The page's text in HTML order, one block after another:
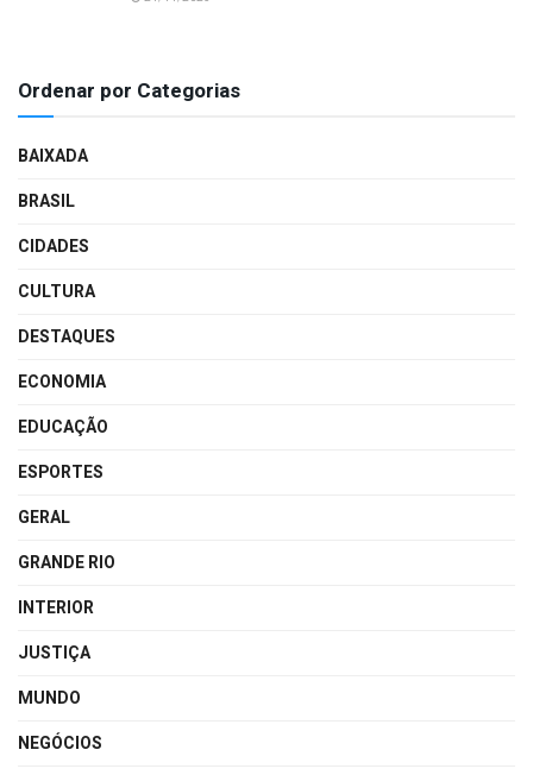
Ordenar por Categorias
BAIXADA
BRASIL
CIDADES
CULTURA
DESTAQUES
ECONOMIA
EDUCAÇÃO
ESPORTES
GERAL
GRANDE RIO
INTERIOR
JUSTIÇA
MUNDO
NEGÓCIOS